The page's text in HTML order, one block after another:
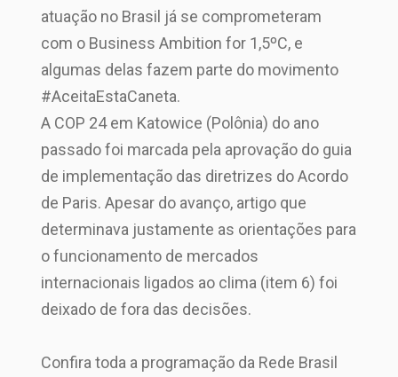
atuação no Brasil já se comprometeram
com o Business Ambition for 1,5ºC, e
algumas delas fazem parte do movimento
#AceitaEstaCaneta.
A COP 24 em Katowice (Polônia) do ano
passado foi marcada pela aprovação do guia
de implementação das diretrizes do Acordo
de Paris. Apesar do avanço, artigo que
determinava justamente as orientações para
o funcionamento de mercados
internacionais ligados ao clima (item 6) foi
deixado de fora das decisões.
Confira toda a programação da Rede Brasil